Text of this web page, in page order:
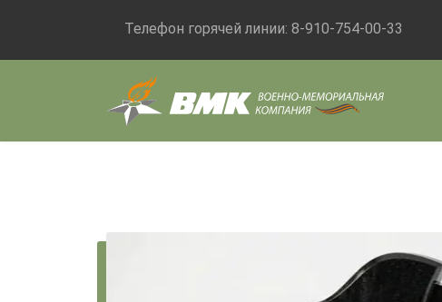
Телефон горячей линии: 8-910-754-00-33